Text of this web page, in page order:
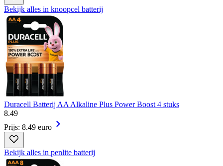
Bekijk alles in knoopcel batterij
Duracell Batterij AA Alkaline Plus Power Boost 4 stuks
8.49
Prijs: 8.49 euro
Bekijk alles in penlite batterij